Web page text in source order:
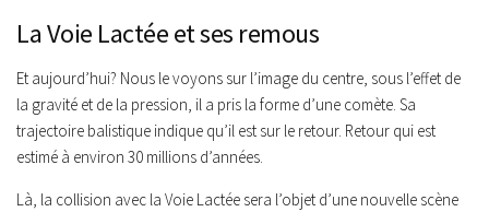
La Voie Lactée et ses remous
Et aujourd’hui? Nous le voyons sur l’image du centre, sous l’effet de
la gravité et de la pression, il a pris la forme d’une comète. Sa
trajectoire balistique indique qu’il est sur le retour. Retour qui est
estimé à environ 30 millions d’années.
Là, la collision avec la Voie Lactée sera l’objet d’une nouvelle scène